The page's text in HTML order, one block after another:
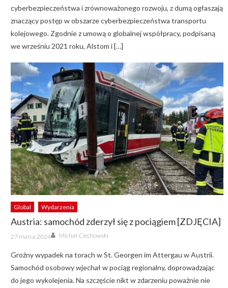
cyberbezpieczeństwa i zrównoważonego rozwoju, z dumą ogłaszają
znaczący postęp w obszarze cyberbezpieczeństwa transportu
kolejowego. Zgodnie z umową o globalnej współpracy, podpisaną
we wrześniu 2021 roku, Alstom i […]
Global Wydarzenia
Austria: samochód zderzył się z pociągiem [ZDJĘCIA]
Posted
on
27 marca 2024 Author
Michał Ciechowski
Groźny wypadek na torach w St. Georgen im Attergau w Austrii.
Samochód osobowy wjechał w pociąg regionalny, doprowadzając
do jego wykolejenia. Na szczęście nikt w zdarzeniu poważnie nie